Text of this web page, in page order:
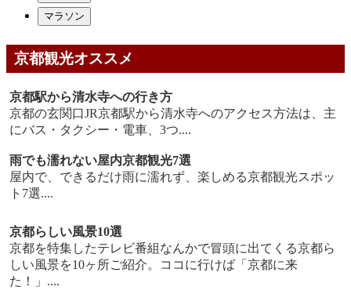
マラソン
京都観光オススメ
京都駅から清水寺への行き方
京都の玄関口JR京都駅から清水寺へのアクセス方法は、主
にバス・タクシー・電車、3つ....
雨でも濡れない屋内京都観光7選
屋内で、できるだけ雨に濡れず、楽しめる京都観光スポッ
ト7選....
京都らしい風景10選
京都を特集したテレビ番組なんかで冒頭に出てくる京都ら
しい風景を10ヶ所ご紹介。ココに行けば「京都に来
た！」....